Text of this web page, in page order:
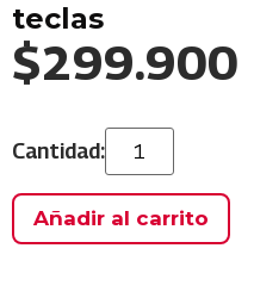
teclas
$299.900
Añadir al carrito